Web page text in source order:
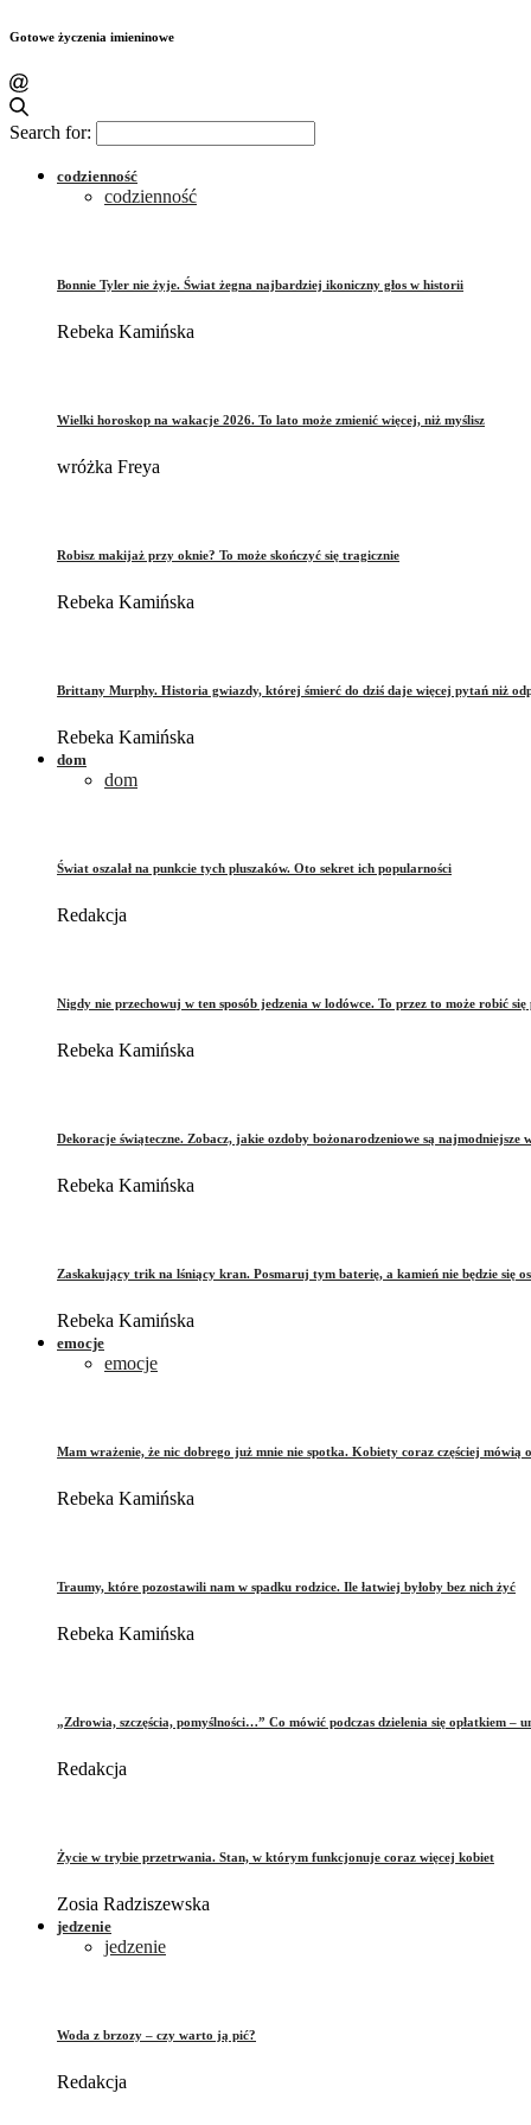
Gotowe życzenia imieninowe
Search for:
codzienność
codzienność
Bonnie Tyler nie żyje. Świat żegna najbardziej ikoniczny głos w historii
Rebeka Kamińska
Wielki horoskop na wakacje 2026. To lato może zmienić więcej, niż myślisz
wróżka Freya
Robisz makijaż przy oknie? To może skończyć się tragicznie
Rebeka Kamińska
Brittany Murphy. Historia gwiazdy, której śmierć do dziś daje więcej pytań niż
Rebeka Kamińska
dom
dom
Świat oszalał na punkcie tych pluszaków. Oto sekret ich popularności
Redakcja
Nigdy nie przechowuj w ten sposób jedzenia w lodówce. To przez to może robić się
Rebeka Kamińska
Dekoracje świąteczne. Zobacz, jakie ozdoby bożonarodzeniowe są najmodniejsze
Rebeka Kamińska
Zaskakujący trik na lśniący kran. Posmaruj tym baterię, a kamień nie będzie się
Rebeka Kamińska
emocje
emocje
Mam wrażenie, że nic dobrego już mnie nie spotka. Kobiety coraz częściej mówią
Rebeka Kamińska
Traumy, które pozostawili nam w spadku rodzice. Ile łatwiej byłoby bez nich żyć
Rebeka Kamińska
„Zdrowia, szczęścia, pomyślności…” Co mówić podczas dzielenia się opłatkiem –
Redakcja
Życie w trybie przetrwania. Stan, w którym funkcjonuje coraz więcej kobiet
Zosia Radziszewska
jedzenie
jedzenie
Woda z brzozy – czy warto ją pić?
Redakcja